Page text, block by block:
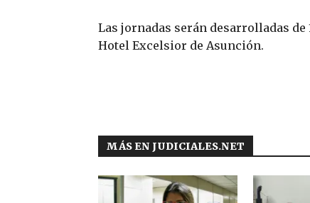
Las jornadas serán desarrolladas de
Hotel Excelsior de Asunción.
MÁS EN JUDICIALES.NET